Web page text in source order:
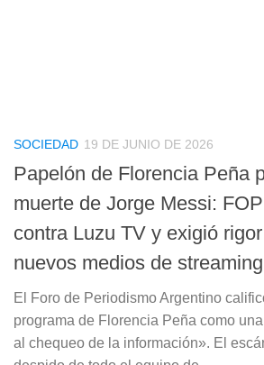
SOCIEDAD 19 DE JUNIO DE 2026
Papelón de Florencia Peña
muerte de Jorge Messi:
contra Luzu TV y exigió
nuevos medios de streaming
El Foro de Periodismo Argentino
programa de Florencia Peña como
al chequeo de la información». El